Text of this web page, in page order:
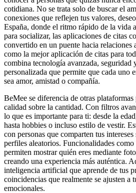
cotidiana. No se trata solo de buscar el
conexiones que reflejen tus valores,
España, donde el ritmo rápido de la vida
para socializar, las aplicaciones de citas
convertido en un puente hacia relaciones
como la mejor aplicación de citas para
combina tecnología avanzada, seguridad
personalizada que permite que cada uno
sea amor, amistad o compañía.
BeMee se diferencia de otras plataformas
calidad sobre la cantidad. Con filtros
lo que es importante para ti: desde la
hasta hobbies o incluso estilo de vestir.
con personas que comparten tus
perfiles aleatorios. Funcionalidades
permiten mostrar quién eres mediante
creando una experiencia más auténtica.
inteligencia artificial que aprende de tus
coincidencias que realmente se ajusten a
emocionales.